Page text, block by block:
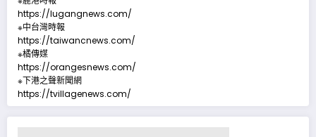
https://lugangnews.com/
※中台灣時報
https://taiwancnews.com/
※橘傳媒
https://orangesnews.com/
※下港之聲新聞網
https://tvillagenews.com/